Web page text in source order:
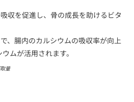
収を促進し、骨の成長を助けるビタ
、腸内のカルシウムの吸収率が向上
ムが活用されます。
量